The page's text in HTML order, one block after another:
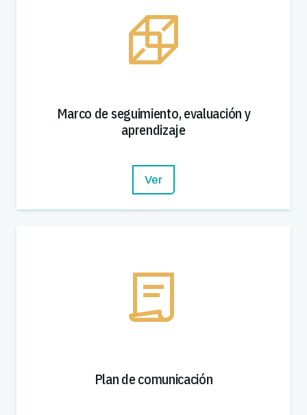
Marco de seguimiento, evaluación y
aprendizaje
Ver
Plan de comunicación